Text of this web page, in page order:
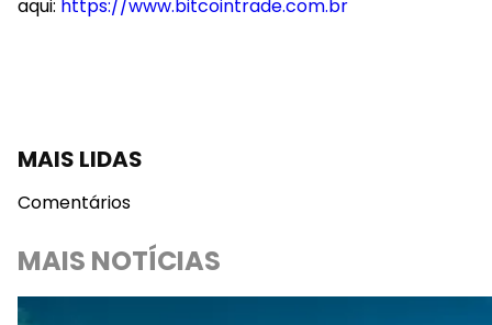
aqui: https://www.bitcointrade.com.br
MAIS LIDAS
Comentários
MAIS NOTÍCIAS